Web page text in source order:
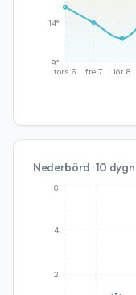
tors 6 fre 7 lör 8
9°
14°
Nederbörd · 10 dygn
2
4
6